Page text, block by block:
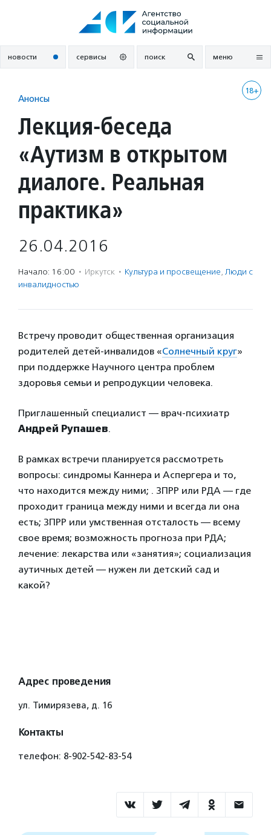
новости сервисы поиск меню
18+
Анонсы
Лекция-беседа
«Аутизм в открытом
диалоге. Реальная
практика»
26.04.2016
Начало: 16:00 · Иркутск · Культура и просвещение, Люди с
инвалидностью
Встречу проводит общественная организация
родителей детей-инвалидов «Солнечный круг»
при поддержке Научного центра проблем
здоровья семьи и репродукции человека.
Приглашенный специалист — врач-психиатр
Андрей Рупашев.
В рамках встречи планируется рассмотреть
вопросы: синдромы Каннера и Аспергера и то,
что находится между ними; . ЗПРР или РДА — где
проходит граница между ними и всегда ли она
есть; ЗПРР или умственная отсталость — всему
свое время; возможность прогноза при РДА;
лечение: лекарства или «занятия»; социализация
аутичных детей — нужен ли детский сад и
какой?
Адрес проведения
ул. Тимирязева, д. 16
Контакты
телефон: 8-902-542-83-54